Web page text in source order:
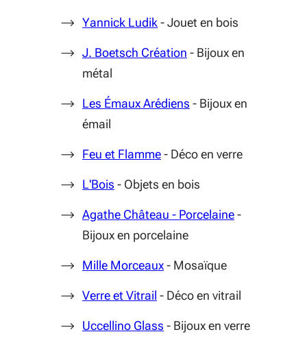
Yannick Ludik(S'ouvre dans une nouvelle
- Jouet en bois
J. Boetsch Création (S'ouvre dans une
- Bijoux en
métal
Les Émaux Arédiens (S'ouvre dans une
- Bijoux en
émail
Feu et Flamme(S'ouvre dans une nouvelle
- Déco en verre
L'Bois (S'ouvre dans une nouvelle fenêtre)
- Objets en bois
Agathe Château - Porcelaine(S'ouvre
-
Bijoux en porcelaine
Mille Morceaux(S'ouvre dans une
- Mosaïque
Verre et Vitrail (S'ouvre dans une nouvelle
- Déco en vitrail
Uccellino Glass (S'ouvre dans une
- Bijoux en verre